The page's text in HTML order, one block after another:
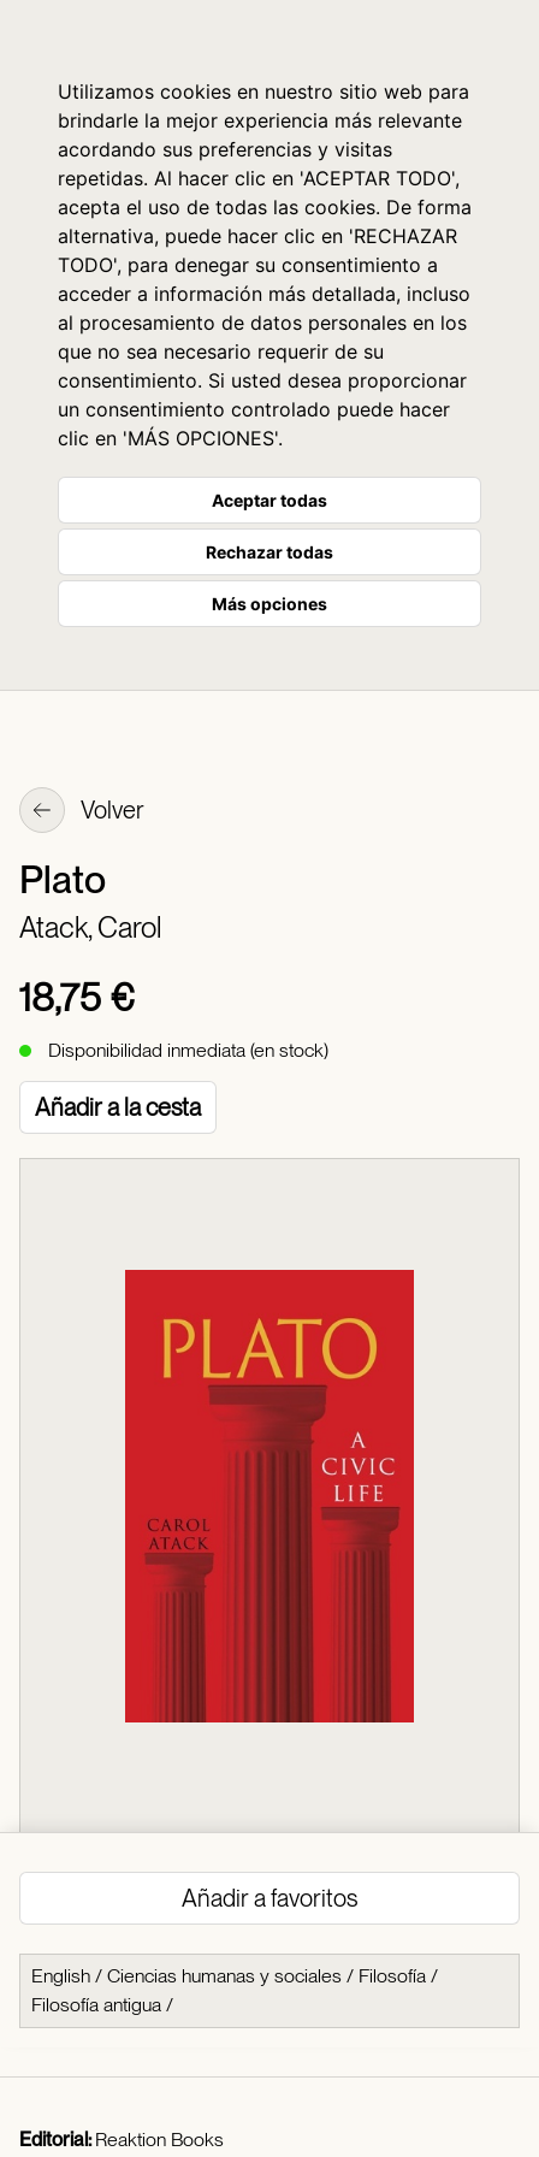
Utilizamos cookies en nuestro sitio web para
brindarle la mejor experiencia más relevante
acordando sus preferencias y visitas
repetidas. Al hacer clic en 'ACEPTAR TODO',
acepta el uso de todas las cookies. De forma
alternativa, puede hacer clic en 'RECHAZAR
TODO', para denegar su consentimiento a
acceder a información más detallada, incluso
al procesamiento de datos personales en los
que no sea necesario requerir de su
consentimiento. Si usted desea proporcionar
un consentimiento controlado puede hacer
clic en 'MÁS OPCIONES'.
Aceptar todas
Rechazar todas
Más opciones
Volver
Plato
Atack, Carol
18,75 €
Disponibilidad inmediata (en stock)
Añadir a la cesta
Añadir a favoritos
English / Ciencias humanas y sociales / Filosofía /
Filosofía antigua /
Editorial:Reaktion Books